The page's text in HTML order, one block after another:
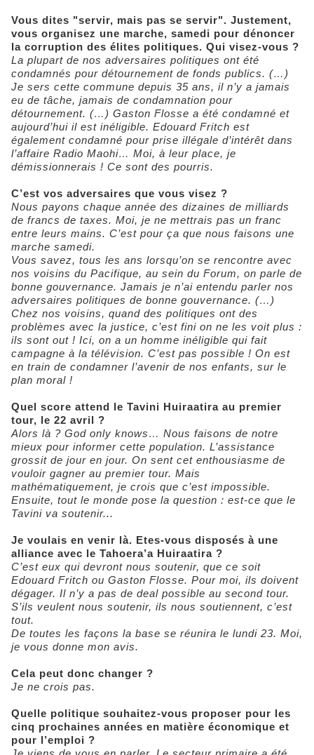
Vous dites "servir, mais pas se servir". Justement,
vous organisez une marche, samedi pour dénoncer
la corruption des élites politiques. Qui visez-vous ?
La plupart de nos adversaires politiques ont été
condamnés pour détournement de fonds publics. (…)
Je sers cette commune depuis 35 ans, il n’y a jamais
eu de tâche, jamais de condamnation pour
détournement. (…) Gaston Flosse a été condamné et
aujourd’hui il est inéligible. Edouard Fritch est
également condamné pour prise illégale d’intérêt dans
l’affaire Radio Maohi… Moi, à leur place, je
démissionnerais ! Ce sont des pourris.
C’est vos adversaires que vous visez ?
Nous payons chaque année des dizaines de milliards
de francs de taxes. Moi, je ne mettrais pas un franc
entre leurs mains. C’est pour ça que nous faisons une
marche samedi.
Vous savez, tous les ans lorsqu’on se rencontre avec
nos voisins du Pacifique, au sein du Forum, on parle de
bonne gouvernance. Jamais je n’ai entendu parler nos
adversaires politiques de bonne gouvernance. (…)
Chez nos voisins, quand des politiques ont des
problèmes avec la justice, c’est fini on ne les voit plus :
ils sont out ! Ici, on a un homme inéligible qui fait
campagne à la télévision. C’est pas possible ! On est
en train de condamner l’avenir de nos enfants, sur le
plan moral !
Quel score attend le Tavini Huiraatira au premier
tour, le 22 avril ?
Alors là ? God only knows… Nous faisons de notre
mieux pour informer cette population. L’assistance
grossit de jour en jour. On sent cet enthousiasme de
vouloir gagner au premier tour. Mais
mathématiquement, je crois que c’est impossible.
Ensuite, tout le monde pose la question : est-ce que le
Tavini va soutenir...
Je voulais en venir là. Etes-vous disposés à une
alliance avec le Tahoera’a Huiraatira ?
C’est eux qui devront nous soutenir, que ce soit
Edouard Fritch ou Gaston Flosse. Pour moi, ils doivent
dégager. Il n’y a pas de deal possible au second tour.
S’ils veulent nous soutenir, ils nous soutiennent, c’est
tout.
De toutes les façons la base se réunira le lundi 23. Moi,
je vous donne mon avis.
Cela peut donc changer ?
Je ne crois pas.
Quelle politique souhaitez-vous proposer pour les
cinq prochaines années en matière économique et
pour l’emploi ?